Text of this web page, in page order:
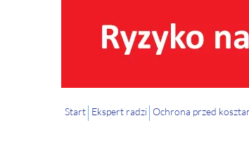
Start Ekspert radzi Ochrona przed